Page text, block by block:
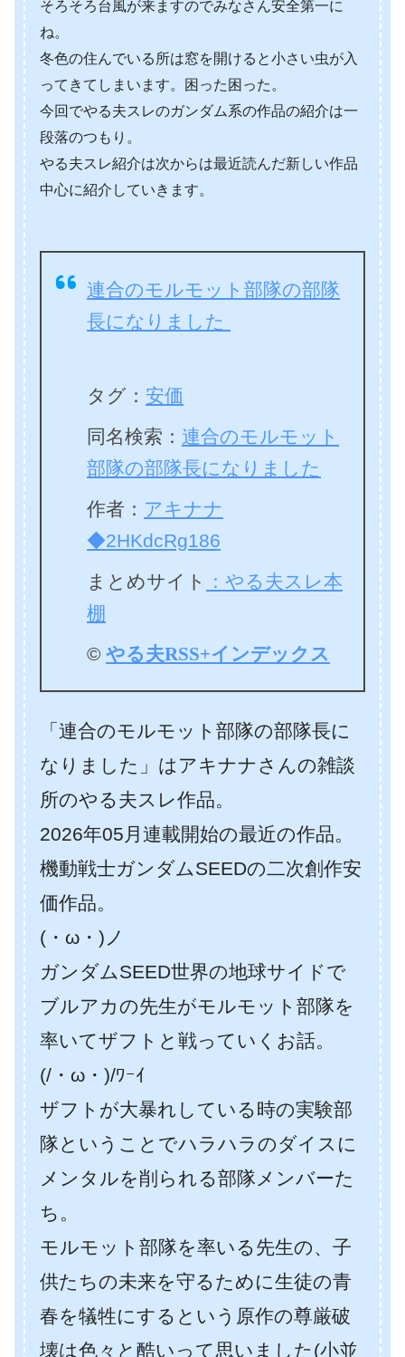
そろそろ台風が来ますのでみなさん安全第一に
ね。
冬色の住んでいる所は窓を開けると小さい虫が入
ってきてしまいます。困った困った。
今回でやる夫スレのガンダム系の作品の紹介は一
段落のつもり。
やる夫スレ紹介は次からは最近読んだ新しい作品
中心に紹介していきます。
連合のモルモット部隊の部隊
長になりました
タグ ： 安価
同名検索： 連合のモルモット
部隊の部隊長になりました
作者： アキナナ
◆2HKdcRg186
まとめサイト
：やる夫スレ本
棚
© やる夫RSS+インデックス
「連合のモルモット部隊の部隊長に
なりました」はアキナナさんの雑談
所のやる夫スレ作品。
2026年05月連載開始の最近の作品。
機動戦士ガンダムSEEDの二次創作安
価作品。
(・ω・)ノ
ガンダムSEED世界の地球サイドで
ブルアカの先生がモルモット部隊を
率いてザフトと戦っていくお話。
(/・ω・)/ﾜｰｲ
ザフトが大暴れしている時の実験部
隊ということでハラハラのダイスに
メンタルを削られる部隊メンバーた
ち。
モルモット部隊を率いる先生の、子
供たちの未来を守るために生徒の青
春を犠牲にするという原作の尊厳破
壊は色々と酷いって思いました(小並